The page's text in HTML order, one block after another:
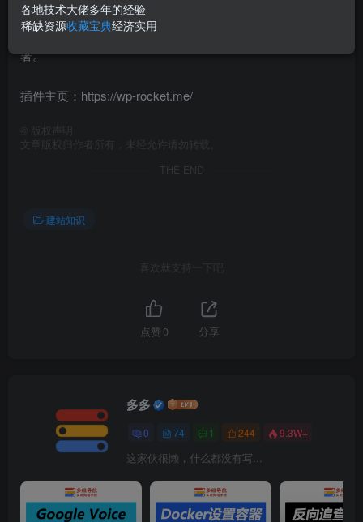
提升网页流畅度，让网页秒开不是梦。配置正确后，效果显
著。
插件主页：https://wp-rocket.me/
版权声明
文章版权归作者所有，未经允许请勿转载。
THE END
建站知识
喜欢就支持一下吧
点赞 0 分享
多多
0 74 1 244 9.3W+
这家伙很懒，什么都没有写...
各地技术大佬多年的经验
稀缺资源收藏宝典经济实用